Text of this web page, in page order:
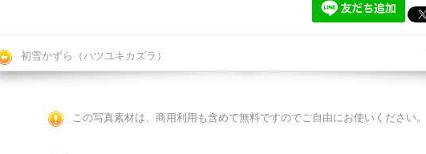
初雪かずら（ハツユキカズラ）
この写真素材は、商用利用も含めて無料ですのでご自由にお使いください。